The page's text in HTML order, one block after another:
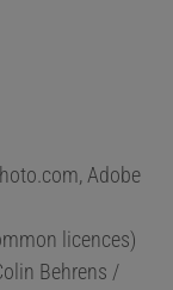
Adobe
licences)
Behrens /